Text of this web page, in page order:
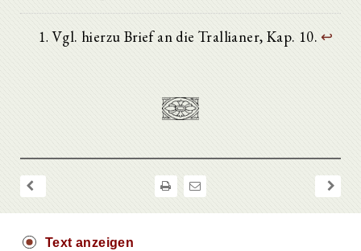
Vgl. hierzu Brief an die Trallianer, Kap. 10. ↩
Text anzeigen